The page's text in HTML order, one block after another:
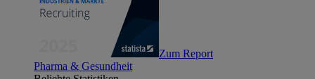
Zum Report
Pharma & Gesundheit